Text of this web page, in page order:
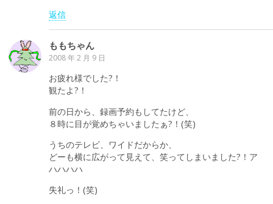
返信
ももちゃん
2008 年 2 月 9 日
お疲れ様でした?！
観たよ?！
前の日から、録画予約もしてたけど、
８時に目が覚めちゃいましたぁ?！(笑)
うちのテレビ、ワイドだからか、
どーも横に広がって見えて、笑ってしまいました?！ア
ハハハハ
失礼っ！(笑)